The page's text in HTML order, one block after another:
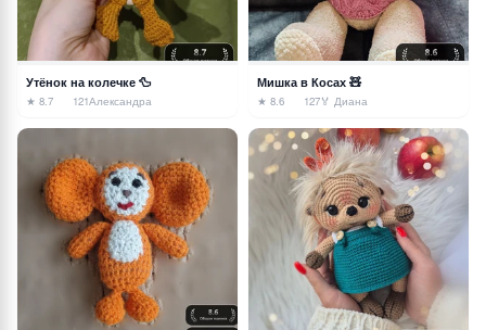
Утёнок на колечке 🦆
★ 8.7 121Александра
Мишка в Косах 🧸
★ 8.6 127🏅 Диана